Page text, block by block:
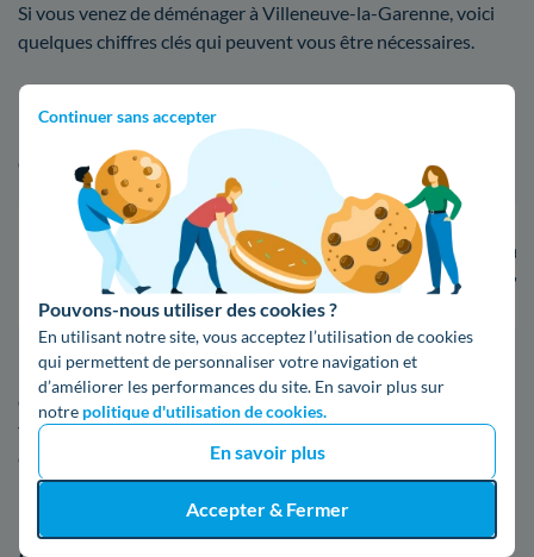
Continuer sans accepter
Pouvons-nous utiliser des cookies ?
En utilisant notre site, vous acceptez l’utilisation de cookies
qui permettent de personnaliser votre navigation et
d’améliorer les performances du site. En savoir plus sur
notre politique d'utilisation de cookies.
En savoir plus
Accepter & Fermer
Si vous venez de déménager à Villeneuve-la-Garenne, voici
quelques chiffres clés qui peuvent vous être nécessaires.
La facture d'énergie à Villeneuve-la-Garenne est-
elle moins chère que celles d'autres villes ?
Villeneuve-La-Garenne
2 913 kWh / foyer
Asnieres-Sur-
3 873 kWh /
Les factures d'électricité évoluent naturellement en fonction
du type de logement, en fonction des ménages, du fait du
fournisseur, de la consommation en kWh, et de bien d'autres
éléments.
Faites une estimation en un coup d'oeil de votre